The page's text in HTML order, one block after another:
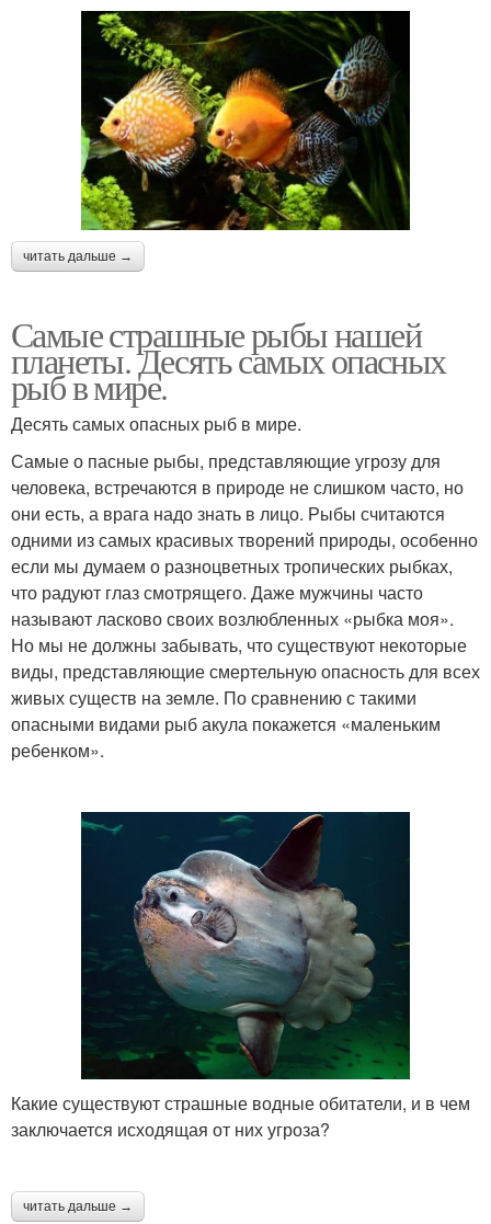
читать дальше →
Самые страшные рыбы нашей
планеты. Десять самых опасных
рыб в мире.
Десять самых опасных рыб в мире.
Самые о пасные рыбы, представляющие угрозу для
человека, встречаются в природе не слишком часто, но
они есть, а врага надо знать в лицо. Рыбы считаются
одними из самых красивых творений природы, особенно
если мы думаем о разноцветных тропических рыбках,
что радуют глаз смотрящего. Даже мужчины часто
называют ласково своих возлюбленных «рыбка моя».
Но мы не должны забывать, что существуют некоторые
виды, представляющие смертельную опасность для всех
живых существ на земле. По сравнению с такими
опасными видами рыб акула покажется «маленьким
ребенком».
Какие существуют страшные водные обитатели, и в чем
заключается исходящая от них угроза?
читать дальше →